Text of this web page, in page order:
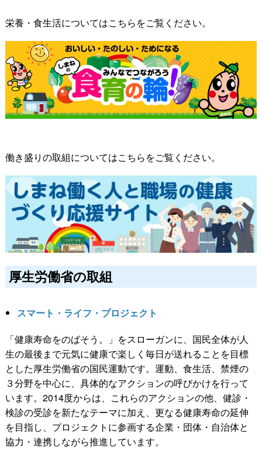
栄養・食生活についてはこちらをご覧ください。
働き盛りの取組についてはこちらをご覧ください。
厚生労働省の取組
スマート・ライフ・プロジェクト
「健康寿命をのばそう。」をスローガンに、国民全体が人
生の最後まで元気に健康で楽しく毎日が送れることを目標
とした厚生労働省の国民運動です。運動、食生活、禁煙の
３分野を中心に、具体的なアクションの呼びかけを行って
います。2014度からは、これらのアクションの他、健診・
検診の受診を新たなテーマに加え、更なる健康寿命の延伸
を目指し、プロジェクトに参画する企業・団体・自治体と
協力・連携しながら推進しています。